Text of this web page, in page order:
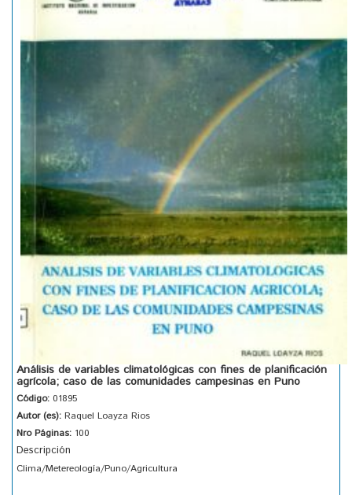
Análisis de variables climatológicas con fines de planificación
agrícola; caso de las comunidades campesinas en Puno
Código: 01895
Autor (es): Raquel Loayza Rios
Nro Páginas: 100
Descripción
Clima/Metereología/Puno/Agricultura